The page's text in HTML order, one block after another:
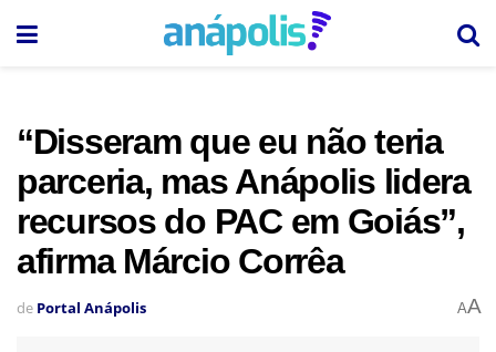
“Disseram que eu não teria
parceria, mas Anápolis lidera
recursos do PAC em Goiás”,
afirma Márcio Corrêa
de Portal Anápolis AA